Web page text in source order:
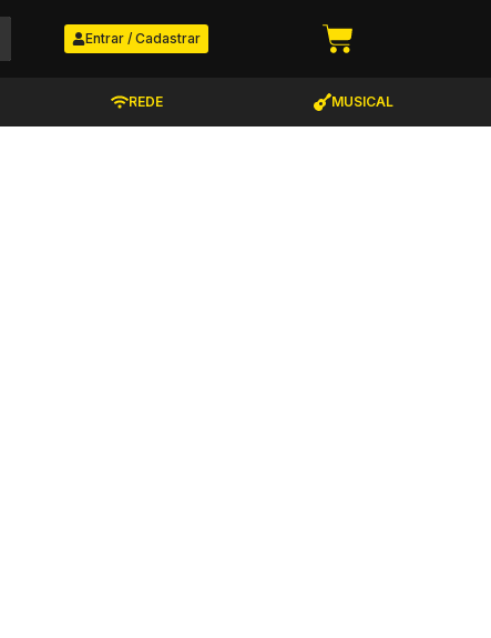
Entrar / Cadastrar
REDE MUSICAL